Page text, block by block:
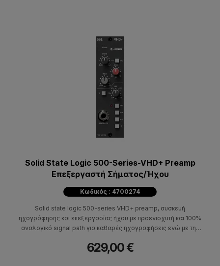
Solid State Logic 500-Series-VHD+ Preamp
Επεξεργαστή Σήματος/Ήχου
Κωδικός : 4700274
Solid state logic 500-series VHD+ preamp, συσκευή
ηχογράφησης και επεξεργασίας ήχου με προενισχυτή και 100%
αναλογικό signal path για καθαρές ηχογραφήσεις ενώ με την
629,00 €